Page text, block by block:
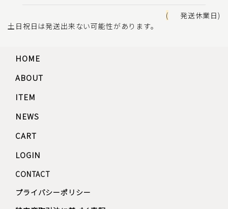
(
発送休業日)
土日祝日は発送出来ない可能性があります。
HOME
ABOUT
ITEM
NEWS
CART
LOGIN
CONTACT
プライバシーポリシー